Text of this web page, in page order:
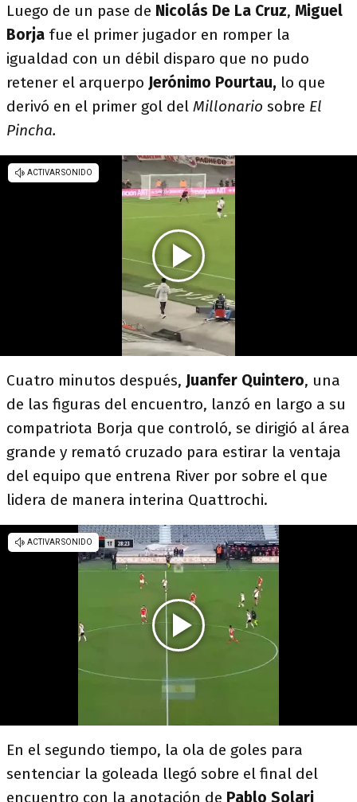
Luego de un pase de Nicolás De La Cruz, Miguel
Borja fue el primer jugador en romper la
igualdad con un débil disparo que no pudo
retener el arquerpo Jerónimo Pourtau, lo que
derivó en el primer gol del Millonario sobre El
Pincha.
Cuatro minutos después, Juanfer Quintero, una
de las figuras del encuentro, lanzó en largo a su
compatriota Borja que controló, se dirigió al área
grande y remató cruzado para estirar la ventaja
del equipo que entrena River por sobre el que
lidera de manera interina Quattrochi.
En el segundo tiempo, la ola de goles para
sentenciar la goleada llegó sobre el final del
encuentro con la anotación de Pablo Solari